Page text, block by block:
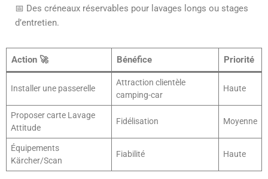
📅 Des créneaux réservables pour lavages longs ou stages
d’entretien.
Action 🚀 Bénéfice Priorité
Installer une passerelle
Attraction clientèle
camping-car
Haute
Proposer carte Lavage
Attitude
Fidélisation Moyenne
Équipements
Kärcher/Scan
Fiabilité Haute